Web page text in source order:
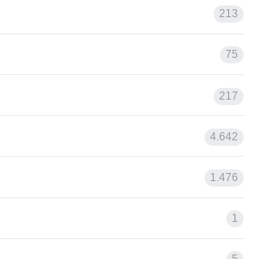
213
75
217
4.642
1.476
1